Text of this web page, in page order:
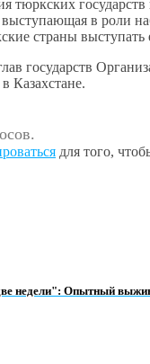
тюркских
выступающая в роли
страны
государств
Казахстане.
для того,
недели": Опытный